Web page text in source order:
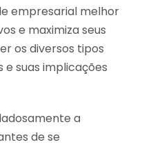
empresarial melhor
e maximiza seus
os diversos tipos
suas implicações
a
de se